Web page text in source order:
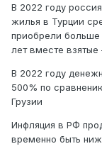
В 2022 году
жилья в Турции
приобрели
лет вместе взятые
В 2022 году
500% по
Грузии
Инфляция в РФ
временно быть